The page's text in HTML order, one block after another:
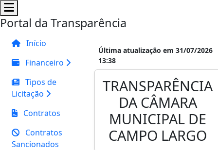
Portal da Transparência
Início
Financeiro
Tipos de
Licitação
Contratos
Contratos
Sancionados
Última atualização em 31/07/2026
13:38
TRANSPARÊNCIA
DA CÂMARA
MUNICIPAL DE
CAMPO LARGO